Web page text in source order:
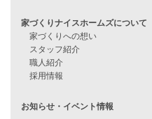
住宅ローンのよくある質問
月収25万円で家を建てる方法
Line Up
自由設計注文住宅